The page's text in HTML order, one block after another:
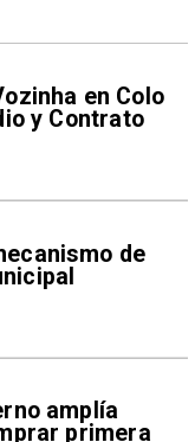
en Colo
y Contrato
de
amplía
primera